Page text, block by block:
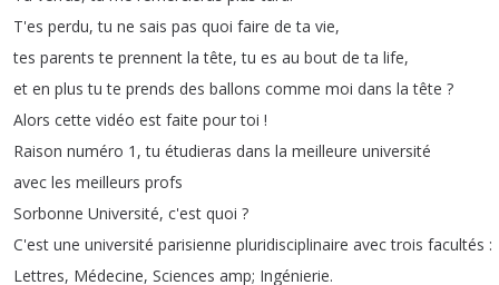
T'es perdu,tu ne sais pas quoi faire de ta vie,
tes parents te prennent la tête,tu es au bout de ta life,
et en plus tu te prends des ballons comme moi dans la tête ?
Alors cette vidéo est faite pour toi !
Raison numéro 1,tu étudieras dans la meilleure université
avec les meilleurs profs
Sorbonne Université, c'est quoi ?
C'est une université parisienne pluridisciplinaire avec trois facultés :
Lettres, Médecine, Sciences amp; Ingénierie.